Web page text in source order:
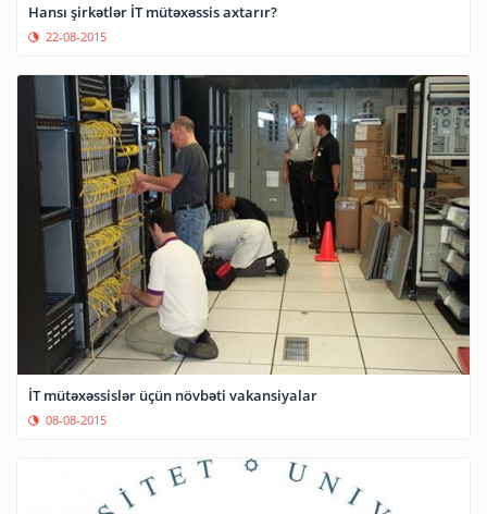
Hansı şirkətlər İT mütəxəssis axtarır?
22-08-2015
İT mütəxəssislər üçün növbəti vakansiyalar
08-08-2015